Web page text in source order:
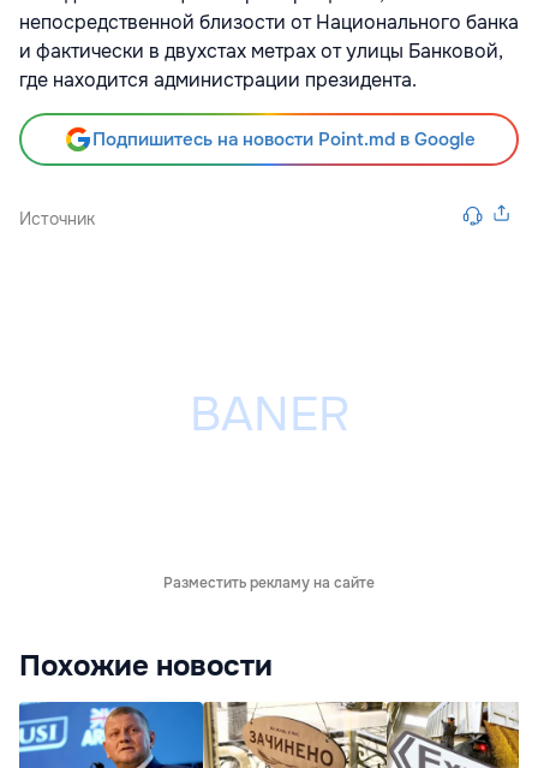
непосредственной близости от Национального банка
и фактически в двухстах метрах от улицы Банковой,
где находится администрации президента.
Подпишитесь на новости Point.md в Google
Источник
Разместить рекламу на сайте
Похожие новости